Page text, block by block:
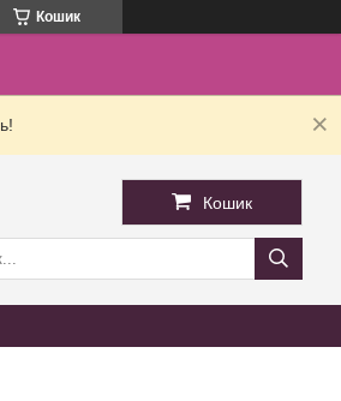
Кошик
Кошик